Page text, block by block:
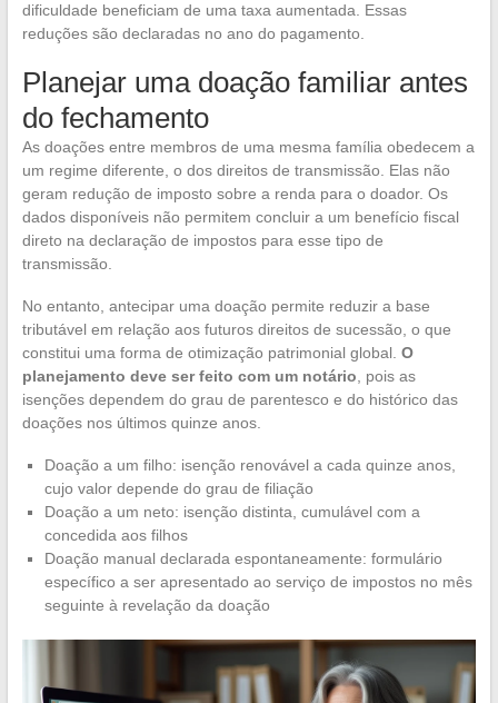
dificuldade beneficiam de uma taxa aumentada. Essas
reduções são declaradas no ano do pagamento.
Planejar uma doação familiar antes
do fechamento
As doações entre membros de uma mesma família obedecem a
um regime diferente, o dos direitos de transmissão. Elas não
geram redução de imposto sobre a renda para o doador. Os
dados disponíveis não permitem concluir a um benefício fiscal
direto na declaração de impostos para esse tipo de
transmissão.
No entanto, antecipar uma doação permite reduzir a base
tributável em relação aos futuros direitos de sucessão, o que
constitui uma forma de otimização patrimonial global. O
planejamento deve ser feito com um notário , pois as
isenções dependem do grau de parentesco e do histórico das
doações nos últimos quinze anos.
Doação a um filho: isenção renovável a cada quinze anos,
cujo valor depende do grau de filiação
Doação a um neto: isenção distinta, cumulável com a
concedida aos filhos
Doação manual declarada espontaneamente: formulário
específico a ser apresentado ao serviço de impostos no mês
seguinte à revelação da doação